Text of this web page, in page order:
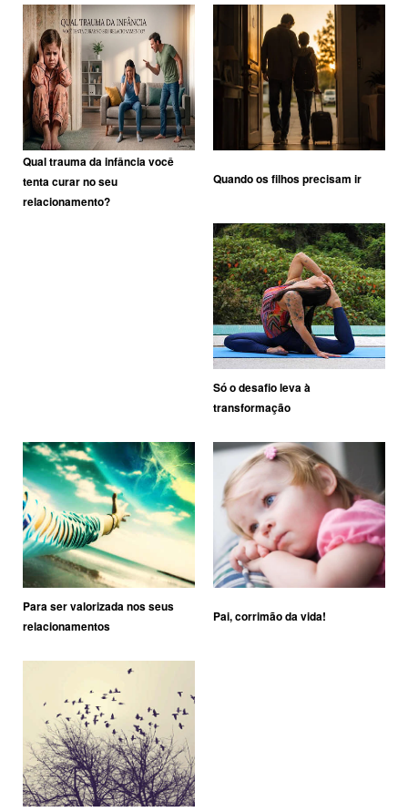
Qual trauma da infância você
tenta curar no seu
relacionamento?
Quando os filhos precisam ir
Só o desafio leva à
transformação
Para ser valorizada nos seus
relacionamentos
Pai, corrimão da vida!